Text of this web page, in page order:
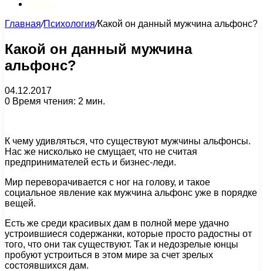
Главная/Психология/Какой он данный мужчина альфонс?
Какой он данный мужчина
альфонс?
04.12.2017
0 Время чтения: 2 мин.
К чему удивляться, что существуют мужчины альфонсы.
Нас же нисколько не смущает, что не считая
предпринимателей есть и бизнес-леди.
Мир переворачивается с ног на голову, и такое
социальное явление как мужчина альфонс уже в порядке
вещей.
Есть же среди красивых дам в полной мере удачно
устроившиеся содержанки, которые просто радостны от
того, что они так существуют. Так и недозрелые юнцы
пробуют устроиться в этом мире за счет зрелых
состоявшихся дам.